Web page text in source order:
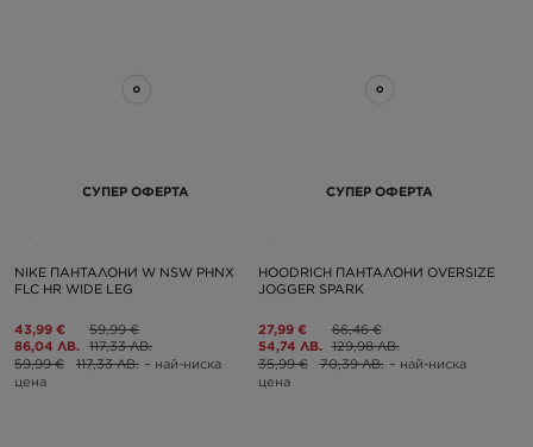
СУПЕР ОФЕРТА
NIKE ПАНТАЛОНИ W NSW PHNX
FLC HR WIDE LEG
43,99 €
86,04 ЛВ.
59,99 €
117,33 ЛВ.
59,99 €
117,33 ЛВ. – най-ниска
цена
СУПЕР ОФЕРТА
HOODRICH ПАНТАЛОНИ OVERSIZE
JOGGER SPARK
27,99 €
54,74 ЛВ.
66,46 €
129,98 ЛВ.
35,99 €
70,39 ЛВ. – най-ниска
цена